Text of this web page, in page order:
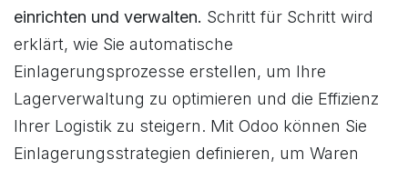
einrichten und verwalten. Schritt für Schritt wird
erklärt, wie Sie automatische
Einlagerungsprozesse erstellen, um Ihre
Lagerverwaltung zu optimieren und die Effizienz
Ihrer Logistik zu steigern. Mit Odoo können Sie
Einlagerungsstrategien definieren, um Waren